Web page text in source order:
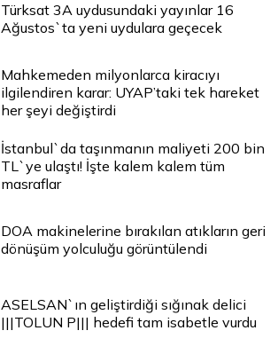
Türksat 3A uydusundaki yayınlar 16
Ağustos`ta yeni uydulara geçecek
Mahkemeden milyonlarca kiracıyı
ilgilendiren karar: UYAP’taki tek hareket
her şeyi değiştirdi
İstanbul`da taşınmanın maliyeti 200 bin
TL`ye ulaştı! İşte kalem kalem tüm
masraflar
DOA makinelerine bırakılan atıkların geri
dönüşüm yolculuğu görüntülendi
ASELSAN`ın geliştirdiği sığınak delici
|||TOLUN P||| hedefi tam isabetle vurdu